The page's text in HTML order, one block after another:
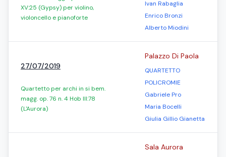
XV:25 (Gypsy) per violino,
violoncello e pianoforte
Ivan Rabaglia
Enrico Bronzi
Alberto Miodini
27/07/2019
Quartetto per archi in si bem.
magg. op. 76 n. 4 Hob III:78
(L'Aurora)
Palazzo Di Paola
QUARTETTO
POLICROMIE
Gabriele Pro
Maria Bocelli
Giulia Gillio Gianetta
Sala Aurora